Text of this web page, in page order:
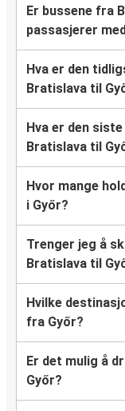
Er bussene fra
passasjerer
Hva er den
Bratislava til
Hva er den
Bratislava til
Hvor mange
i Győr?
Trenger jeg å
Bratislava til
Hvilke
fra Győr?
Er det mulig å
Győr?